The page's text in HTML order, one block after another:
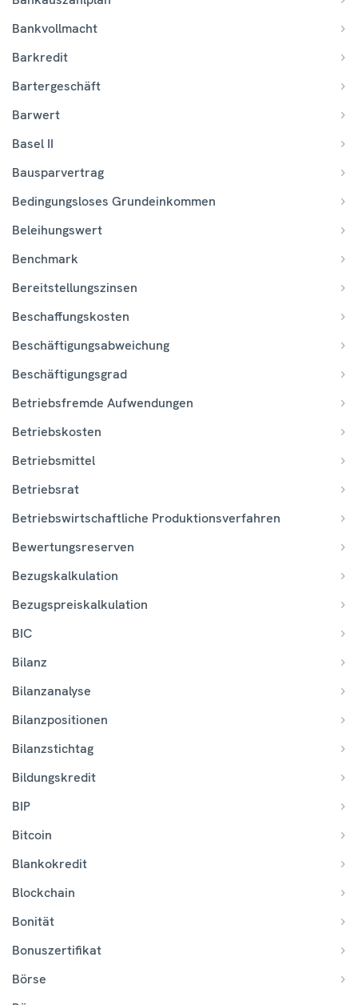
Bankvollmacht
Barkredit
Bartergeschäft
Barwert
Basel II
Bausparvertrag
Bedingungsloses Grundeinkommen
Beleihungswert
Benchmark
Bereitstellungszinsen
Beschaffungskosten
Beschäftigungsabweichung
Beschäftigungsgrad
Betriebsfremde Aufwendungen
Betriebskosten
Betriebsmittel
Betriebsrat
Betriebswirtschaftliche Produktionsverfahren
Bewertungsreserven
Bezugskalkulation
Bezugspreiskalkulation
BIC
Bilanz
Bilanzanalyse
Bilanzpositionen
Bilanzstichtag
Bildungskredit
BIP
Bitcoin
Blankokredit
Blockchain
Bonität
Bonuszertifikat
Börse